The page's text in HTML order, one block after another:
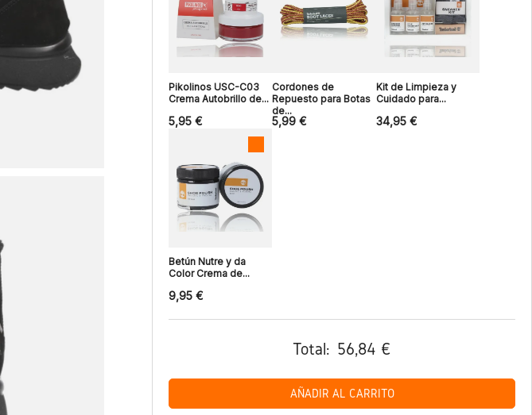
Pikolinos USC-C03
Crema Autobrillo de...
5,95 €
Cordones de
Repuesto para Botas
de...
5,99 €
Kit de Limpieza y
Cuidado para...
34,95 €
Betún Nutre y da
Color Crema de...
9,95 €
Total: 56,84 €
AÑADIR AL CARRITO